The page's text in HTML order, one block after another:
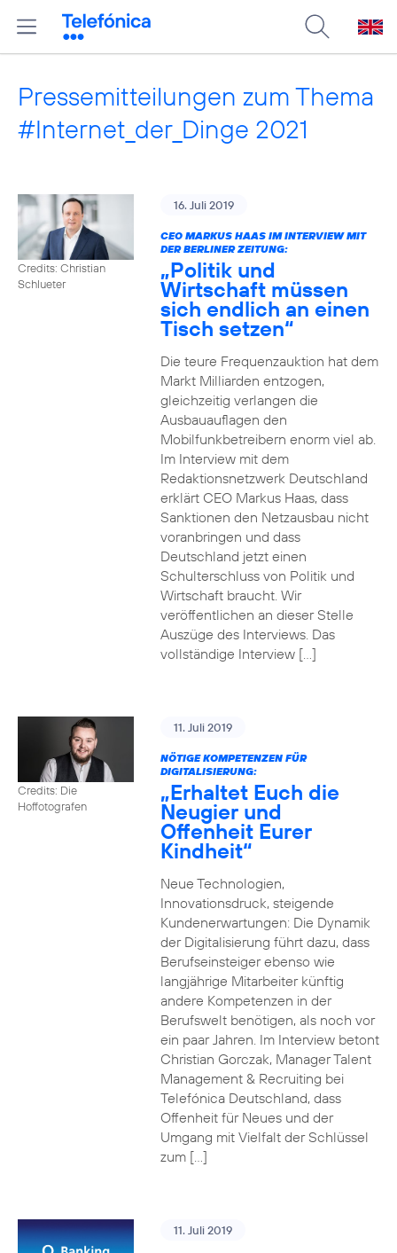
Pressemitteilungen zum Thema
#Internet_der_Dinge 2021
Credits: Christian
Schlueter
16. Juli 2019
CEO MARKUS HAAS IM INTERVIEW MIT
DER BERLINER ZEITUNG:
„Politik und
Wirtschaft müssen
sich endlich an einen
Tisch setzen“
Die teure Frequenzauktion hat dem
Markt Milliarden entzogen,
gleichzeitig verlangen die
Ausbauauflagen den
Mobilfunkbetreibern enorm viel ab.
Im Interview mit dem
Redaktionsnetzwerk Deutschland
erklärt CEO Markus Haas, dass
Sanktionen den Netzausbau nicht
voranbringen und dass
Deutschland jetzt einen
Schulterschluss von Politik und
Wirtschaft braucht. Wir
veröffentlichen an dieser Stelle
Auszüge des Interviews. Das
vollständige Interview […]
Credits: Die
Hoffotografen
11. Juli 2019
NÖTIGE KOMPETENZEN FÜR
DIGITALISIERUNG:
„Erhaltet Euch die
Neugier und
Offenheit Eurer
Kindheit“
Neue Technologien,
Innovationsdruck, steigende
Kundenerwartungen: Die Dynamik
der Digitalisierung führt dazu, dass
Berufseinsteiger ebenso wie
langjährige Mitarbeiter künftig
andere Kompetenzen in der
Berufswelt benötigen, als noch vor
ein paar Jahren. Im Interview betont
Christian Gorczak, Manager Talent
Management & Recruiting bei
Telefónica Deutschland, dass
Offenheit für Neues und der
Umgang mit Vielfalt der Schlüssel
zum […]
11. Juli 2019